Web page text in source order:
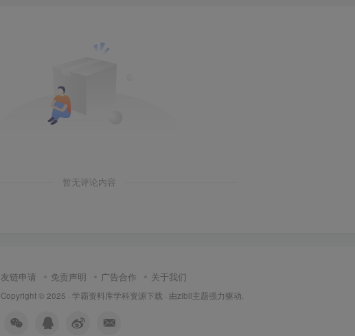
暂无评论内容
友链申请 免责声明 广告合作 关于我们
Copyright © 2025 · 学霸资料库学科资源下载 · 由zibll主题强力驱动.